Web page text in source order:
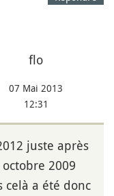
flo
07 Mai 2013
12:31
juste après
2009
a été donc